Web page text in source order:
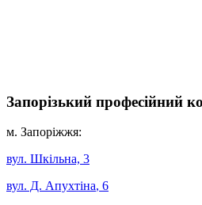
Запорізький професійний
м. Запоріжжя:
вул. Шкільна, 3
вул. Д. Апухтіна, 6